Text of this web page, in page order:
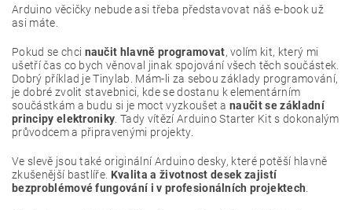
Arduino věcičky nebude asi třeba představovat náš e-book už
asi máte.
Pokud se chci naučit hlavně programovat, volím kit, který mi
ušetří čas co bych věnoval jinak spojování všech těch součástek.
Dobrý příklad je Tinylab. Mám-li za sebou základy programování,
je dobré zvolit stavebnici, kde se dostanu k elementárním
součástkám a budu si je moct vyzkoušet a naučit se základní
principy elektroniky . Tady vítězí Arduino Starter Kit s dokonalým
průvodcem a připravenými projekty.
Ve slevě jsou také originální Arduino desky, které potěší hlavně
zkušenější bastlíře. Kvalita a životnost desek zajistí
bezproblémové fungování i v profesionálních projektech